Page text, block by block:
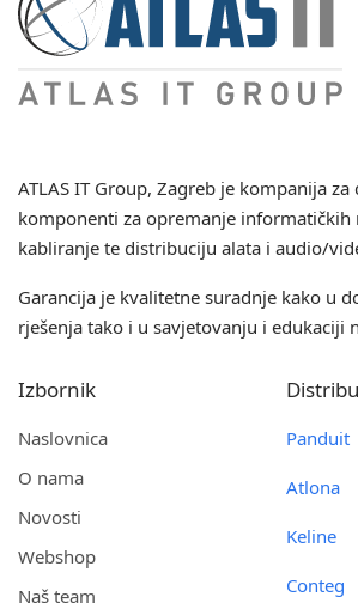
ATLAS IT Group, Zagreb je kompanija
komponenti za opremanje informatičkih
kabliranje te distribuciju alata i audio/
Garancija je kvalitetne suradnje kako u
rješenja tako i u savjetovanju i edukaciji
Izbornik
Naslovnica
O nama
Novosti
Webshop
Naš team
Panduit
Atlona
Keline
Conteg